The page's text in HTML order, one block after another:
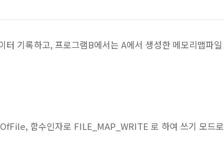
기록하고, 프로그램B에서는 A에서 생성한 메모리맵파일
함수인자로 FILE_MAP_WRITE 로 하여 쓰기 모드로